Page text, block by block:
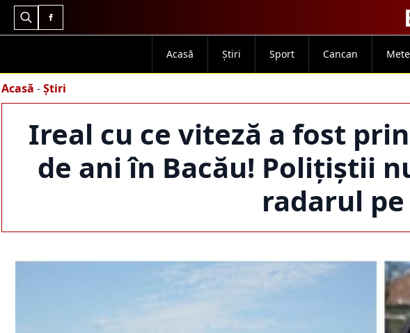
Search
Acasă Știri Sport Cancan
Acasă -Știri
Ireal cu ce viteză a fost
de ani în Bacău! Polițiștii
radarul pe